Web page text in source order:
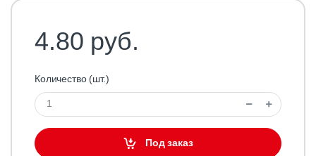
4.80 руб.
Количество (шт.)
Под заказ